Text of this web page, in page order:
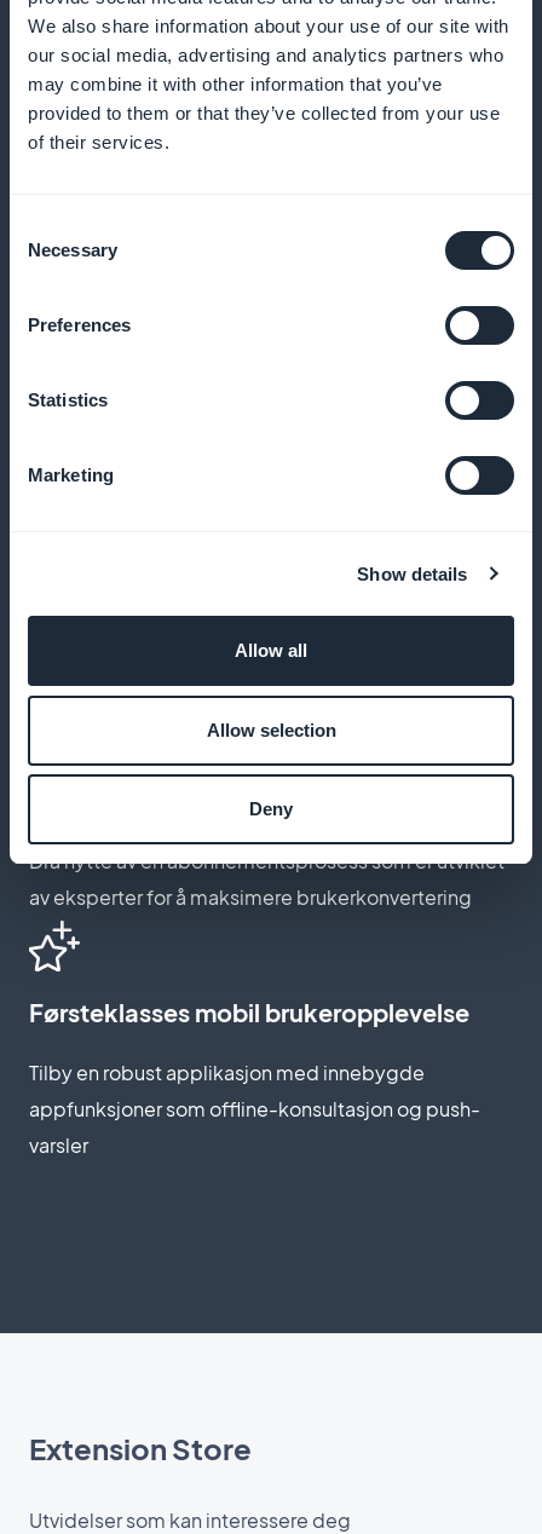
We also share information about your use of our site with
our social media, advertising and analytics partners who
may combine it with other information that you’ve
provided to them or that they’ve collected from your use
of their services.
Selection
Necessary
Preferences
Statistics
Marketing
Show details
Allow all
Allow selection
Deny
Analysere engasjement og trender for å bedre
målrette basketballfansenes preferanser
Markedsfør abonnementene dine med attraktive
kampanjer direkte fra hjemmesiden
abonnementssalg, uten provisjon
Lag en abonnementsside som gjenspeiler energien
og lidenskapen til basketballfansen
Ekspertoptimalisert forsikringstegning
Dra nytte av en abonnementsprosess som er utviklet
av eksperter for å maksimere brukerkonvertering
Førsteklasses mobil brukeropplevelse
Tilby en robust applikasjon med innebygde
appfunksjoner som offline-konsultasjon og push-
varsler
Extension Store
Utvidelser som kan interessere deg